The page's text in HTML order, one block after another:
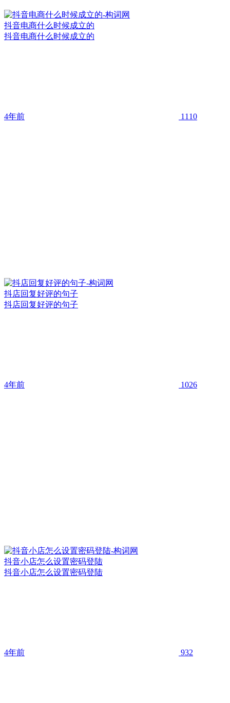
抖音电商什么时候成立的
抖音电商什么时候成立的
4年前 1110
抖店回复好评的句子
抖店回复好评的句子
4年前 1026
抖音小店怎么设置密码登陆
抖音小店怎么设置密码登陆
4年前 932